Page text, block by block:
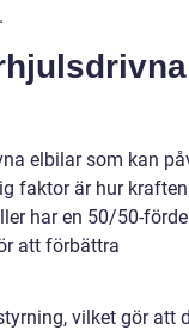
elbilar som kan
faktor är hur kraften
har en 50/50-
att förbättra
vilket gör att